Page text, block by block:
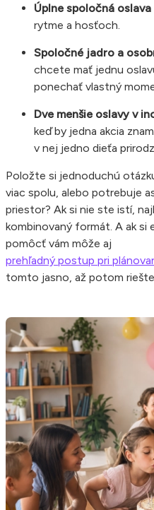
Úplne spoločná oslava
rytme a hosťoch.
Spoločné jadro a
chcete mať jednu
ponechať vlastný
Dve menšie oslavy v
keď by jedna akcia
v nej jedno dieťa
Položte si jednoduchú
viac spolu, alebo potrebuje
priestor? Ak si nie ste istí,
kombinovaný formát. A ak si
pomôcť vám môže aj
prehľadný postup pri
tomto jasno, až potom